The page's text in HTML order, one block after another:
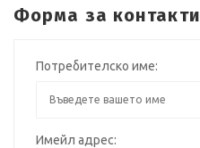
Форма за контакти
Потребителско име:
Имейл адрес: